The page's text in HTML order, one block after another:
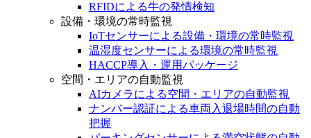
RFIDによる牛の発情検知
設備・環境の常時監視
IoTセンサーによる設備・環境の常時監視
温湿度センサーによる環境の常時監視
HACCP導入・運用パッケージ
空間・エリアの自動監視
AIカメラによる空間・エリアの自動監視
ナンバー認証による車両入退場時間の自動
把握